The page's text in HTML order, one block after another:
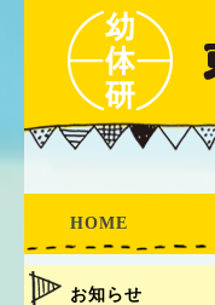
HOME
お知らせ